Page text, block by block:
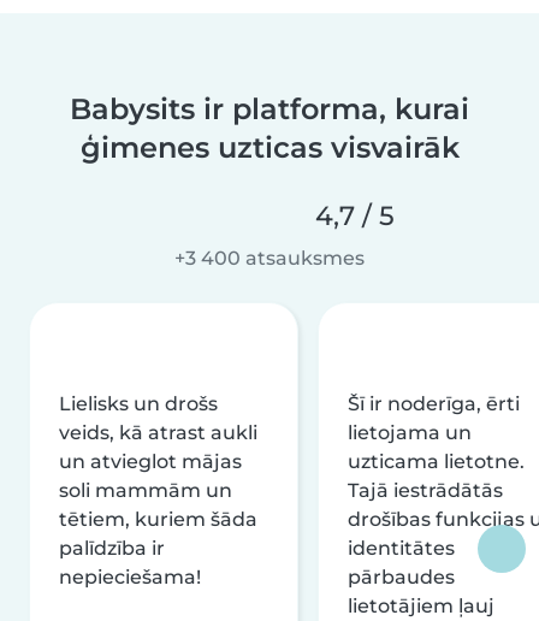
Babysits ir platforma, kurai
ģimenes uzticas visvairāk
4,7 / 5
+3 400 atsauksmes
Lielisks un drošs
veids, kā atrast aukli
un atvieglot mājas
soli mammām un
tētiem, kuriem šāda
palīdzība ir
nepieciešama!
Šī ir noderīga, ērti
lietojama un
uzticama lietotne.
Tajā iestrādātās
drošības funkcijas
identitātes
pārbaudes
lietotājiem ļauj